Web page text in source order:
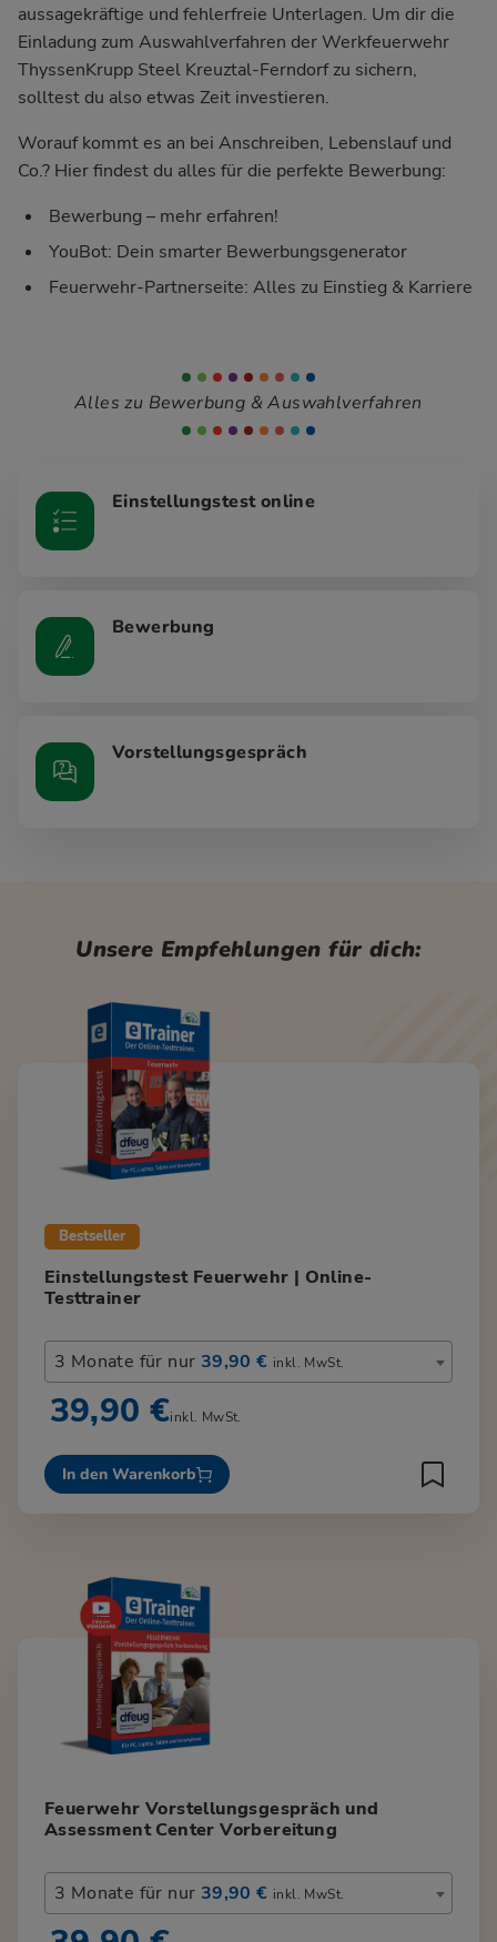
aussagekräftige und fehlerfreie Unterlagen. Um dir die
Einladung zum Auswahlverfahren der Werkfeuerwehr
ThyssenKrupp Steel Kreuztal-Ferndorf zu sichern,
solltest du also etwas Zeit investieren.
Worauf kommt es an bei Anschreiben, Lebenslauf und
Co.? Hier findest du alles für die perfekte Bewerbung:
Bewerbung – mehr erfahren!
YouBot: Dein smarter Bewerbungsgenerator
Feuerwehr-Partnerseite: Alles zu Einstieg & Karriere
Alles zu Bewerbung & Auswahlverfahren
Einstellungstest online
Bewerbung
Vorstellungsgespräch
Unsere Empfehlungen für dich:
Bestseller
Einstellungstest Feuerwehr | Online-
Testtrainer
3 Monate für nur 39,90 € inkl. MwSt.
39,90 €inkl. MwSt.
In den Warenkorb
Feuerwehr Vorstellungsgespräch und
Assessment Center Vorbereitung
3 Monate für nur 39,90 € inkl. MwSt.